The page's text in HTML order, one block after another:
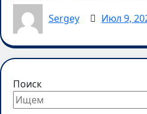
Sergey
Июл 9,
Поиск